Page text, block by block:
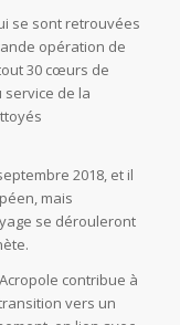
se sont retrouvées
opération de
30 cœurs de
de la
2018, et il
mais
se dérouleront
contribue à
vers un